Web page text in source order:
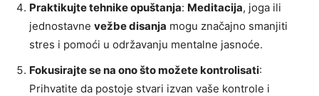
Praktikujte tehnike opuštanja: Meditacija, joga ili
jednostavne vežbe disanja mogu značajno smanjiti
stres i pomoći u održavanju mentalne jasnoće.
Fokusirajte se na ono što možete kontrolisati:
Prihvatite da postoje stvari izvan vaše kontrole i